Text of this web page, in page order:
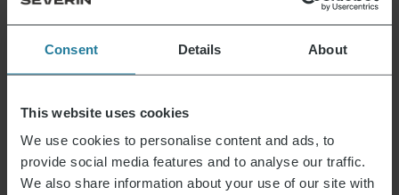
Consent Details About
This website uses cookies
We use cookies to personalise content and ads, to
provide social media features and to analyse our traffic.
We also share information about your use of our site with
puis le plus important : déguster !